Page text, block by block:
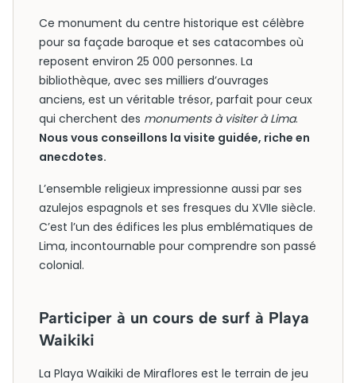
Ce monument du centre historique est célèbre
pour sa façade baroque et ses catacombes où
reposent environ 25 000 personnes. La
bibliothèque, avec ses milliers d’ouvrages
anciens, est un véritable trésor, parfait pour ceux
qui cherchent des monuments à visiter à Lima.
Nous vous conseillons la visite guidée, riche en
anecdotes.
L’ensemble religieux impressionne aussi par ses
azulejos espagnols et ses fresques du XVIIe siècle.
C’est l’un des édifices les plus emblématiques de
Lima, incontournable pour comprendre son passé
colonial.
Participer à un cours de surf à Playa
Waikiki
La Playa Waikiki de Miraflores est le terrain de jeu